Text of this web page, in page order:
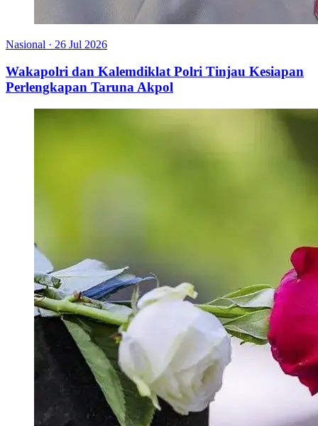
Nasional · 26 Jul 2026
Wakapolri dan Kalemdiklat Polri Tinjau Kesiapan
Perlengkapan Taruna Akpol